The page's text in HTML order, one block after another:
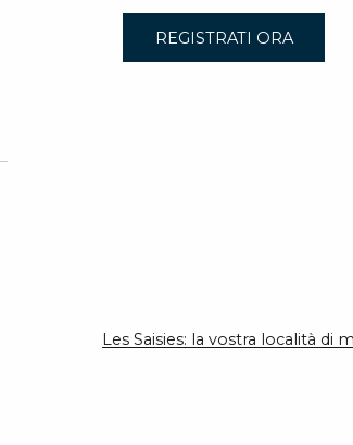
REGISTRATI ORA
Les Saisies: la vostra località